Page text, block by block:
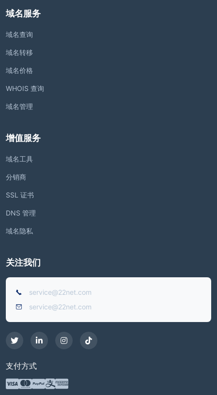
域名服务
域名查询
域名转移
域名价格
WHOIS 查询
域名管理
增值服务
域名工具
分销商
SSL 证书
DNS 管理
域名隐私
关注我们
service@22net.com
service@22net.com
支付方式